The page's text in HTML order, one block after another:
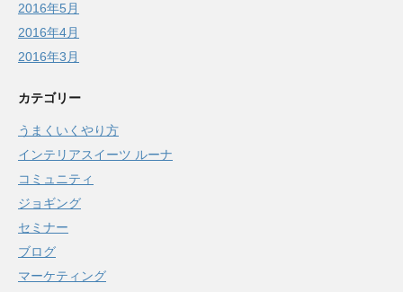
2016年5月
2016年4月
2016年3月
カテゴリー
うまくいくやり方
インテリアスイーツ ルーナ
コミュニティ
ジョギング
セミナー
ブログ
マーケティング